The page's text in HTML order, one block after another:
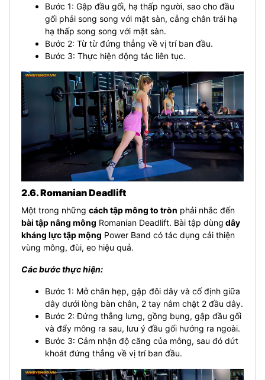
Bước 1: Gập đầu gối, hạ thấp người, sao cho đầu
gối phải song song với mặt sàn, cẳng chân trái hạ
hạ thấp song song với mặt sàn.
Bước 2: Từ từ đứng thẳng về vị trí ban đầu.
Bước 3: Thực hiện động tác liên tục.
2.6. Romanian Deadlift
Một trong những cách tập mông to tròn phải nhắc đến
bài tập nâng mông Romanian Deadlift. Bài tập dùng dây
kháng lực tập mộng Power Band có tác dụng cải thiện
vùng mông, đùi, eo hiệu quả.
Các bước thực hiện:
Bước 1: Mở chân hẹp, gập đôi dây và cố định giữa
dây dưới lòng bàn chân, 2 tay nắm chặt 2 đầu dây.
Bước 2: Đứng thẳng lưng, gồng bụng, gập đầu gối
và đẩy mông ra sau, lưu ý đầu gối hướng ra ngoài.
Bước 3: Cảm nhận độ căng của mông, sau đó dứt
khoát đứng thẳng về vị trí ban đầu.